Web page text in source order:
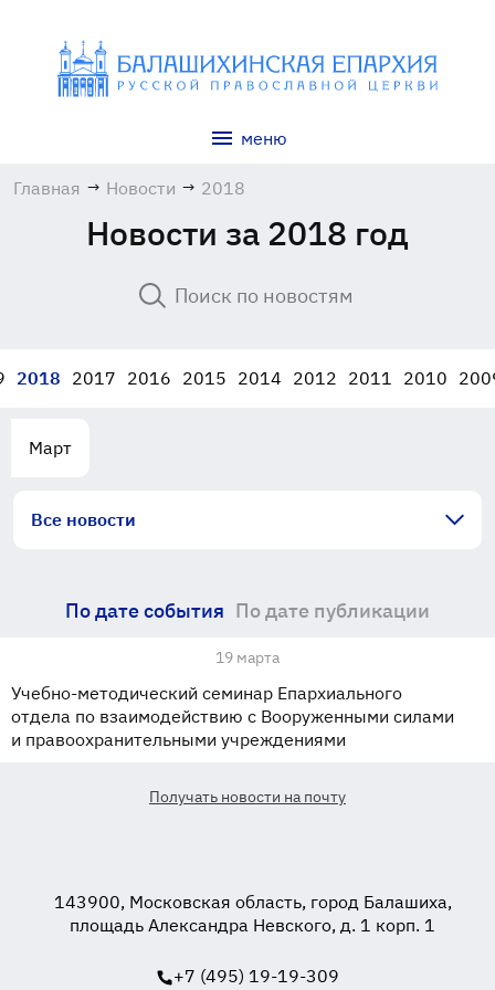
меню
Главная → Новости → 2018
Новости за 2018 год
2018 2017 2016 2015 2014 2012 2011 2010
Март
Все новости
По дате события По дате публикации
19 марта
Учебно-методический семинар Епархиального
отдела по взаимодействию с Вооруженными силами
и правоохранительными учреждениями
Получать новости на почту
143900, Московская область, город Балашиха,
площадь Александра Невского, д. 1 корп. 1
+7 (495) 19-19-309